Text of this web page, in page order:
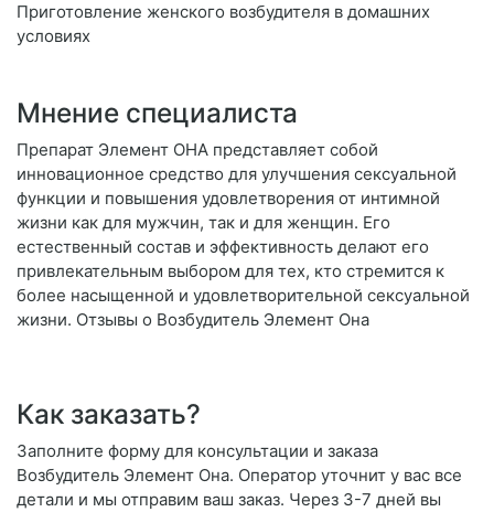
Приготовление женского возбудителя в домашних
условиях
Мнение специалиста
Препарат Элемент ОНА представляет собой
инновационное средство для улучшения сексуальной
функции и повышения удовлетворения от интимной
жизни как для мужчин, так и для женщин. Его
естественный состав и эффективность делают его
привлекательным выбором для тех, кто стремится к
более насыщенной и удовлетворительной сексуальной
жизни. Отзывы о Возбудитель Элемент Она
Как заказать?
Заполните форму для консультации и заказа
Возбудитель Элемент Она. Оператор уточнит у вас все
детали и мы отправим ваш заказ. Через 3-7 дней вы